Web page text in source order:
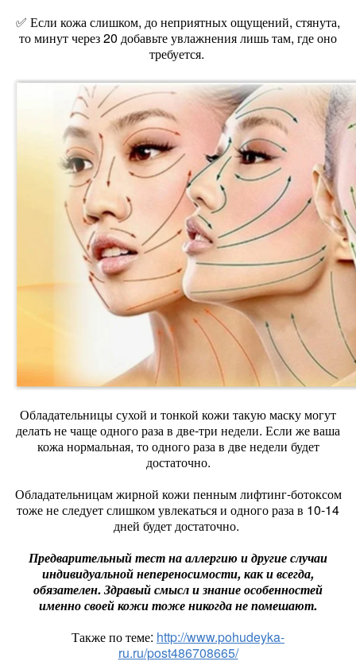
✅ Если кожа слишком, до неприятных ощущений, стянута,
то минут через 20 добавьте увлажнения лишь там, где оно
требуется.
Обладательницы сухой и тонкой кожи такую маску могут
делать не чаще одного раза в две-три недели. Если же ваша
кожа нормальная, то одного раза в две недели будет
достаточно.
Обладательницам жирной кожи пенным лифтинг-ботоксом
тоже не следует слишком увлекаться и одного раза в 10-14
дней будет достаточно.
Предварительный тест на аллергию и другие случаи
индивидуальной непереносимости, как и всегда,
обязателен. Здравый смысл и знание особенностей
именно своей кожи тоже никогда не помешают.
Также по теме: http://www.pohudeyka-
ru.ru/post486708665/